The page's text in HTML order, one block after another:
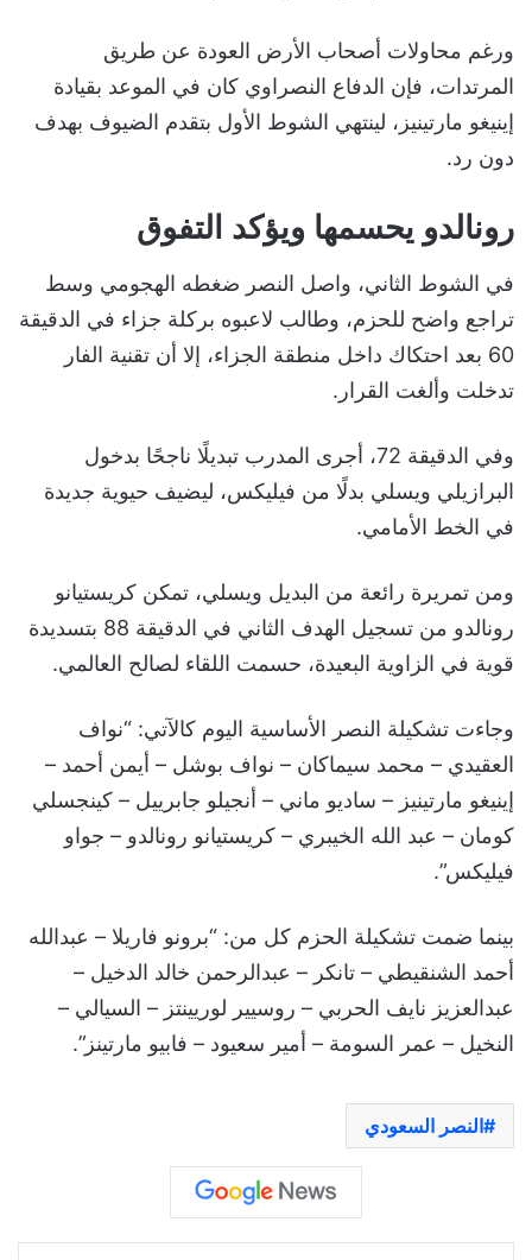
ورغم محاولات أصحاب الأرض العودة عن طريق
المرتدات، فإن الدفاع النصراوي كان في الموعد بقيادة
إينيغو مارتينيز، لينتهي الشوط الأول بتقدم الضيوف بهدف
دون رد.
رونالدو يحسمها ويؤكد التفوق
في الشوط الثاني، واصل النصر ضغطه الهجومي وسط
تراجع واضح للحزم، وطالب لاعبوه بركلة جزاء في الدقيقة
60 بعد احتكاك داخل منطقة الجزاء، إلا أن تقنية الفار
تدخلت وألغت القرار.
وفي الدقيقة 72، أجرى المدرب تبديلًا ناجحًا بدخول
البرازيلي ويسلي بدلًا من فيليكس، ليضيف حيوية جديدة
في الخط الأمامي.
ومن تمريرة رائعة من البديل ويسلي، تمكن كريستيانو
رونالدو من تسجيل الهدف الثاني في الدقيقة 88 بتسديدة
قوية في الزاوية البعيدة، حسمت اللقاء لصالح العالمي.
وجاءت تشكيلة النصر الأساسية اليوم كالآتي: “نواف
العقيدي – محمد سيماكان – نواف بوشل – أيمن أحمد –
إينيغو مارتينيز – ساديو ماني – أنجيلو جابرييل – كينجسلي
كومان – عبد الله الخيبري – كريستيانو رونالدو – جواو
فيليكس”.
بينما ضمت تشكيلة الحزم كل من: “برونو فاريلا – عبدالله
أحمد الشنقيطي – تانكر – عبدالرحمن خالد الدخيل –
عبدالعزيز نايف الحربي – روسيير لوريينتز – السيالي –
النخيل – عمر السومة – أمير سعيود – فابيو مارتينز”.
النصر السعودي